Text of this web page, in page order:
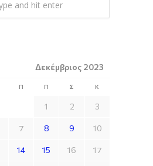
Δεκέμβριος 2023
Π Π Σ Κ
1 2 3
7 8 9 10
14 15 16 17